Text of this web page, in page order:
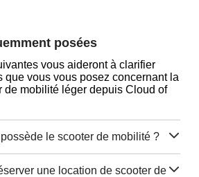
posées
vous aideront à clarifier
que vous vous posez concernant la
de mobilité léger depuis Cloud of
le scooter de mobilité ?
une location de scooter de